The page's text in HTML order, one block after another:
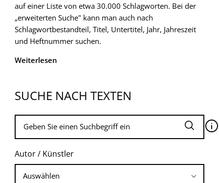
auf einer Liste von etwa 30.000 Schlagworten. Bei der
„erweiterten Suche" kann man auch nach
Schlagwortbestandteil, Titel, Untertitel, Jahr, Jahreszeit
und Heftnummer suchen.
Weiterlesen
SUCHE NACH TEXTEN
🛈
Autor / Künstler